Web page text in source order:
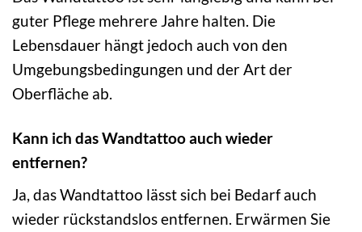
guter Pflege mehrere Jahre halten. Die
Lebensdauer hängt jedoch auch von den
Umgebungsbedingungen und der Art der
Oberfläche ab.
Kann ich das Wandtattoo auch wieder
entfernen?
Ja, das Wandtattoo lässt sich bei Bedarf auch
wieder rückstandslos entfernen. Erwärmen Sie